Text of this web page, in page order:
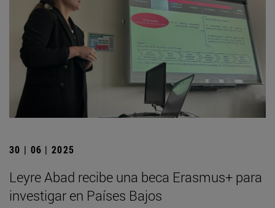
30 | 06 | 2025
Leyre Abad recibe una beca Erasmus+ para
investigar en Países Bajos